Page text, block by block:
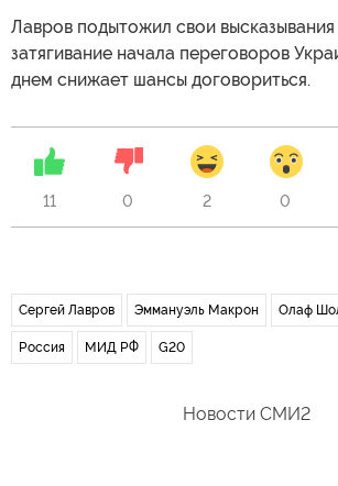
Лавров подытожил свои высказывания
затягивание начала переговоров
днем снижает шансы договориться.
11 0 2 0
Сергей Лавров Эммануэль Макрон Олаф
Россия МИД РФ G20
Новости СМИ2